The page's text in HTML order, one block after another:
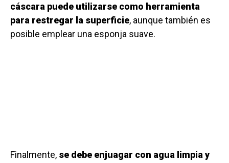
cáscara puede utilizarse como herramienta
para restregar la superficie, aunque también es
posible emplear una esponja suave.
Finalmente, se debe enjuagar con agua limpia y